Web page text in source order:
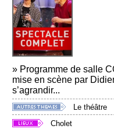
» Programme de salle
mise en scène par
s’agrandir...
Le théâtre
Cholet